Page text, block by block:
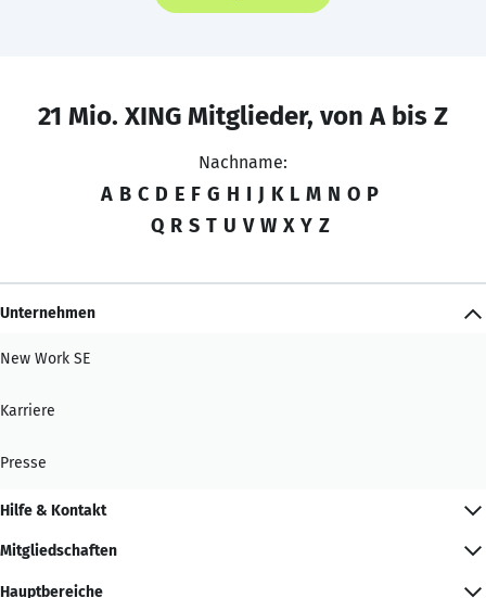
21 Mio. XING Mitglieder, von A bis Z
Nachname:
A B C D E F G H I J K L M N O P
Q R S T U V W X Y Z
Unternehmen
New Work SE
Karriere
Presse
Hilfe & Kontakt
Mitgliedschaften
Hauptbereiche